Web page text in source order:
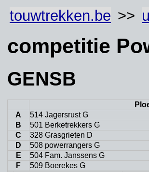
touwtrekken.be >>
competitie
GENSB
A
514 Jagersrust G
B
501 Berketrekkers G
C
328 Grasgrieten D
D
508 powerrangers G
E
504 Fam. Janssens G
F
509 Boerekes G